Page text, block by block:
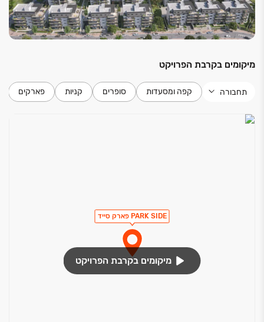
מיקומים בקרבת הפרויקט
תחבורה קפה ומסעדות סופרים קניות פארקים
PARK SIDE פארק סייד
מיקומים בקרבת הפרויקט